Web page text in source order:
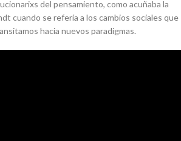
del pensamiento, como acuñaba la
cuando se refería a los cambios sociales que
hacia nuevos paradigmas.